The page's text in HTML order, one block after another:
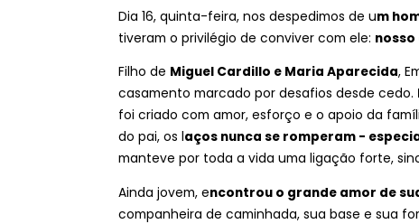
Dia 16, quinta-feira, nos despedimos de um
tiveram o privilégio de conviver com ele:
Filho de Miguel Cardillo e Maria Aparecida,
casamento marcado por desafios desde cedo.
foi criado com amor, esforço e o apoio da
do pai, os laços nunca se romperam -
manteve por toda a vida uma ligação forte,
Ainda jovem, encontrou o grande amor de
companheira de caminhada, sua base e sua